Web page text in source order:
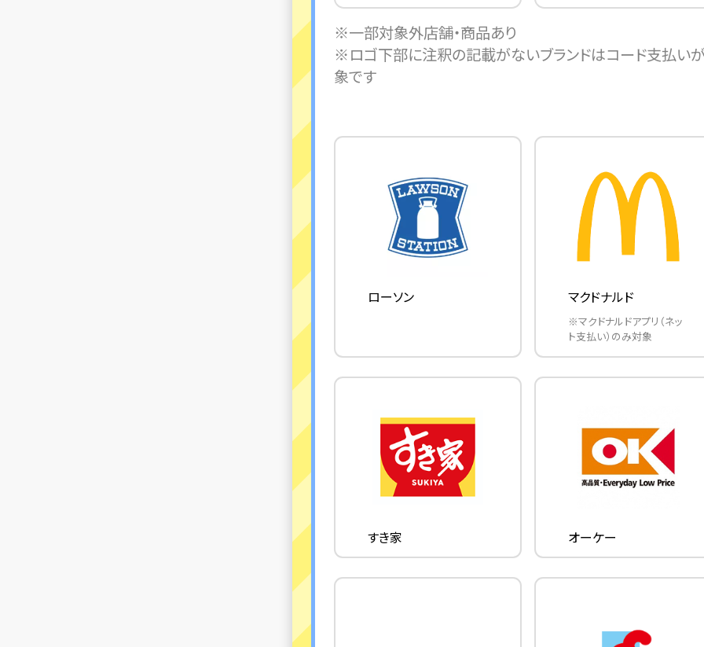
※一部対象外店舗・商品あり
※ロゴ下部に注釈の記載がないブランドはコード支払い
象です
ローソン マクドナルド
※マクドナルドアプリ（ネッ
ト支払い）のみ対象
すき家 オーケー